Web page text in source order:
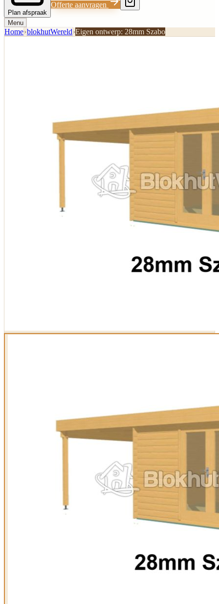
Plan afspraak
Offerte aanvragen
Menu
Home›blokhutWereld›Eigen ontwerp: 28mm Szabo